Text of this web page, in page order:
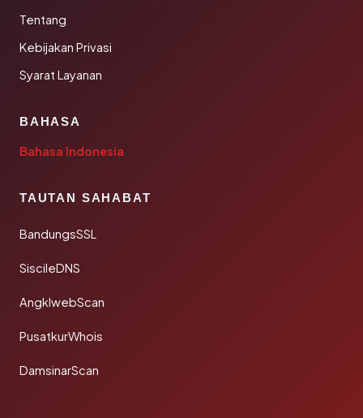
Tentang
Kebijakan Privasi
Syarat Layanan
BAHASA
Bahasa Indonesia
TAUTAN SAHABAT
BandungsSSL
SiscileDNS
AngklwebScan
PusatkurWhois
DamsinarScan